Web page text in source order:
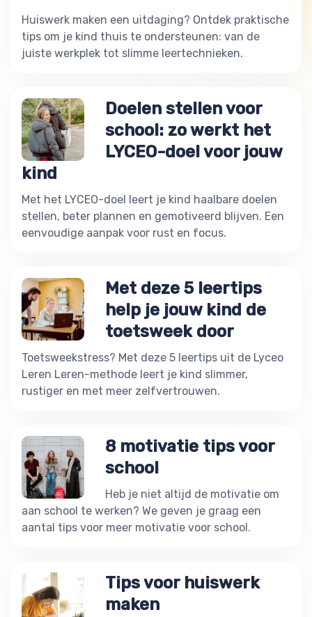
Huiswerk maken een uitdaging? Ontdek praktische
tips om je kind thuis te ondersteunen: van de
juiste werkplek tot slimme leertechnieken.
Doelen stellen voor
school: zo werkt het
LYCEO-doel voor jouw
kind
Met het LYCEO-doel leert je kind haalbare doelen
stellen, beter plannen en gemotiveerd blijven. Een
eenvoudige aanpak voor rust en focus.
Met deze 5 leertips
help je jouw kind de
toetsweek door
Toetsweekstress? Met deze 5 leertips uit de Lyceo
Leren Leren-methode leert je kind slimmer,
rustiger en met meer zelfvertrouwen.
8 motivatie tips voor
school
Heb je niet altijd de motivatie om
aan school te werken? We geven je graag een
aantal tips voor meer motivatie voor school.
Tips voor huiswerk
maken